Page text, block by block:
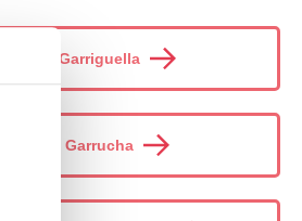
Garriguella
Garrucha